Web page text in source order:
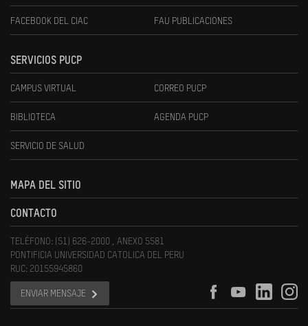
FACEBOOK DEL CIAC FAU PUBLICACIONES
SERVICIOS PUCP
CAMPUS VIRTUAL CORREO PUCP
BIBLIOTECA AGENDA PUCP
SERVICIO DE SALUD
MAPA DEL SITIO
CONTACTO
TELÉFONO: (51) 626-2000 , ANEXO 5581
PONTIFICIA UNIVERSIDAD CATOLICA DEL PERU
RUC: 20155945860
ENVIAR MENSAJE